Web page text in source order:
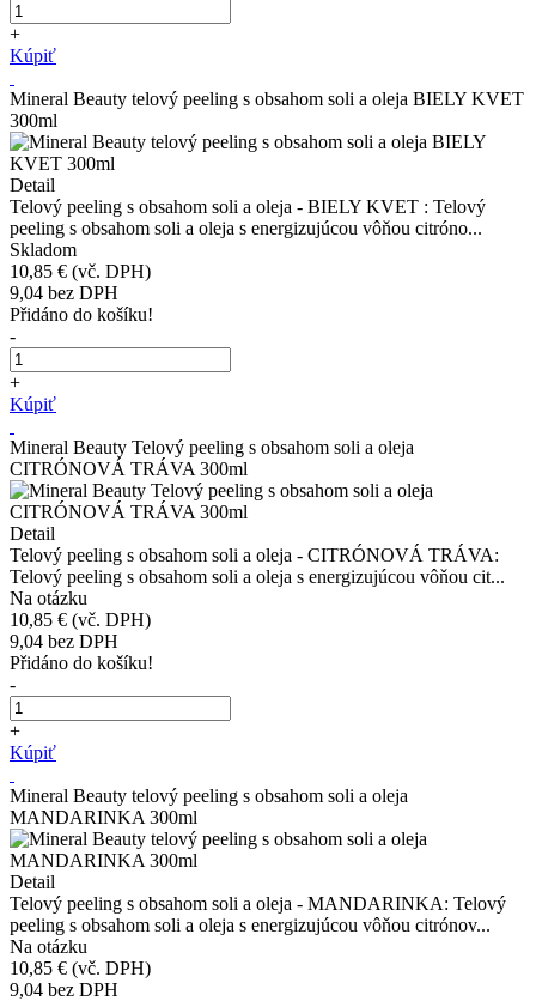
+
Kúpiť
Mineral Beauty telový peeling s obsahom soli a oleja BIELY KVET
300ml
Detail
Telový peeling s obsahom soli a oleja - BIELY KVET : Telový
peeling s obsahom soli a oleja s energizujúcou vôňou citróno...
Skladom
10,85 € (vč. DPH)
9,04 bez DPH
Přidáno do košíku!
-
+
Kúpiť
Mineral Beauty Telový peeling s obsahom soli a oleja
CITRÓNOVÁ TRÁVA 300ml
Detail
Telový peeling s obsahom soli a oleja - CITRÓNOVÁ TRÁVA:
Telový peeling s obsahom soli a oleja s energizujúcou vôňou cit...
Na otázku
10,85 € (vč. DPH)
9,04 bez DPH
Přidáno do košíku!
-
+
Kúpiť
Mineral Beauty telový peeling s obsahom soli a oleja
MANDARINKA 300ml
Detail
Telový peeling s obsahom soli a oleja - MANDARINKA: Telový
peeling s obsahom soli a oleja s energizujúcou vôňou citrónov...
Na otázku
10,85 € (vč. DPH)
9,04 bez DPH